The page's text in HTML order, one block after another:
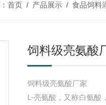
首页 / 产品展示 / 食品饲料
饲料级亮氨酸
饲料级亮氨酸厂家
L-亮氨酸，又称白氨酸